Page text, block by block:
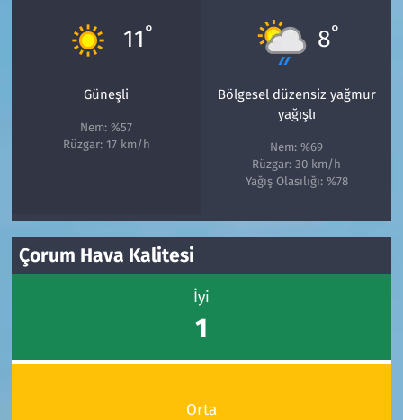
11°
Güneşli
Nem: %57
Rüzgar: 17 km/h
8°
Bölgesel düzensiz yağmur
yağışlı
Nem: %69
Rüzgar: 30 km/h
Yağış Olasılığı: %78
Çorum Hava Kalitesi
İyi
1
Orta